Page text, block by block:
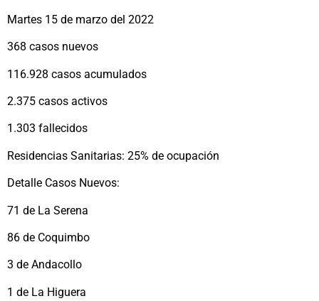
Martes 15 de marzo del 2022
368 casos nuevos
116.928 casos acumulados
2.375 casos activos
1.303 fallecidos
Residencias Sanitarias: 25% de ocupación
Detalle Casos Nuevos:
71 de La Serena
86 de Coquimbo
3 de Andacollo
1 de La Higuera